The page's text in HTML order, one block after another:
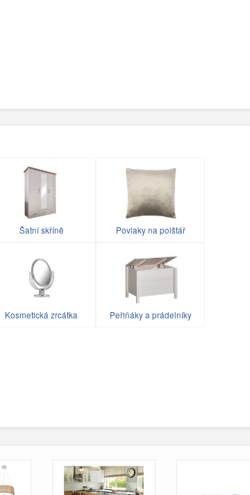
Šatní skříně Povlaky na polštář
Kosmetická zrcátka Peřiňáky a prádelníky